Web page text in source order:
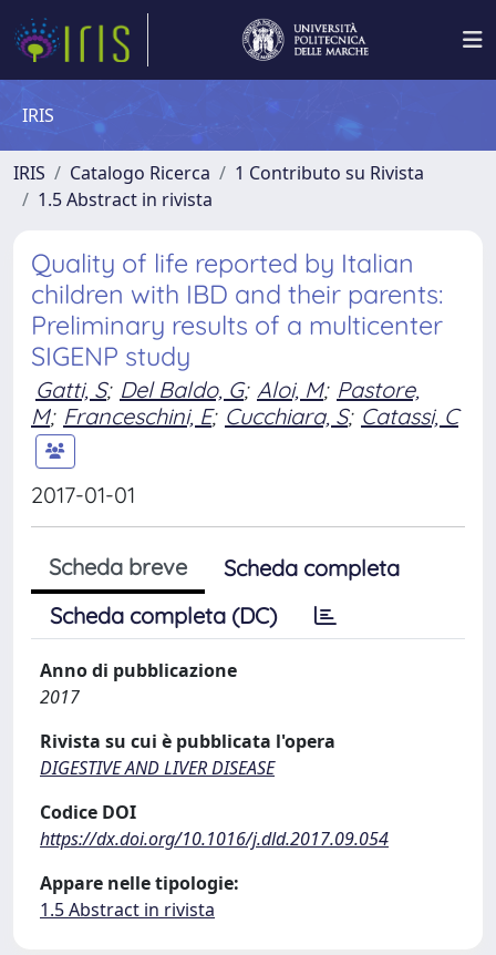
IRIS
IRIS Catalogo Ricerca
1 Contributo su Rivista
1.5 Abstract in rivista
Quality of life reported by Italian
children with IBD and their parents:
Preliminary results of a multicenter
SIGENP study
Gatti, S; Del Baldo, G; Aloi, M; Pastore,
M; Franceschini, E; Cucchiara, S; Catassi, C
2017-01-01
Scheda breve
Scheda completa
Scheda completa (DC)
Anno di pubblicazione
2017
Rivista su cui è pubblicata l'opera
DIGESTIVE AND LIVER DISEASE
Codice DOI
https://dx.doi.org/10.1016/j.dld.2017.09.054
Appare nelle tipologie:
1.5 Abstract in rivista